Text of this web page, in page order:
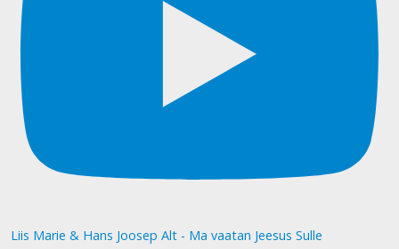
Liis Marie & Hans Joosep Alt - Ma vaatan Jeesus Sulle